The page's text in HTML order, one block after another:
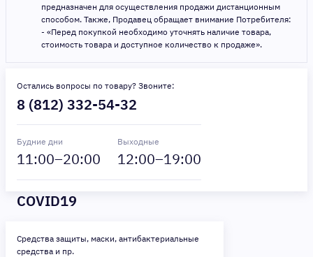
предназначен для осуществления продажи дистанционным
способом. Также, Продавец обращает внимание Потребителя:
- «Перед покупкой необходимо уточнять наличие товара,
стоимость товара и доступное количество к продаже».
Остались вопросы по товару? Звоните:
8 (812) 332-54-32
Будние дни
11:00–20:00
Выходные
12:00–19:00
COVID19
Средства защиты, маски, антибактериальные
средства и пр.